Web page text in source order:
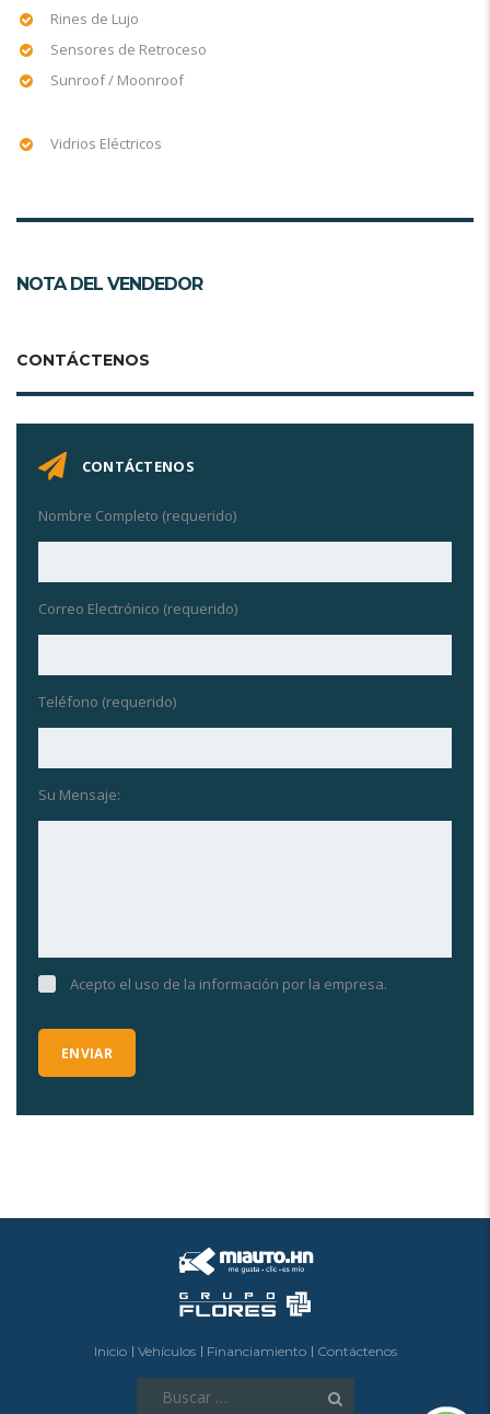
Rines de Lujo
Sensores de Retroceso
Sunroof / Moonroof
Vidrios Eléctricos
NOTA DEL VENDEDOR
CONTÁCTENOS
CONTÁCTENOS
Nombre Completo (requerido)
Correo Electrónico (requerido)
Teléfono (requerido)
Su Mensaje:
Acepto el uso de la información por la empresa.
Inicio Vehículos Financiamiento Contáctenos